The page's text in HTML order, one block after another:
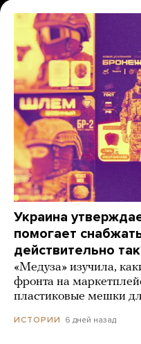
Украина
помогает
действительно
«Медуза» изучила,
фронта на
пластиковые мешки
ИСТОРИИ 6 дней назад